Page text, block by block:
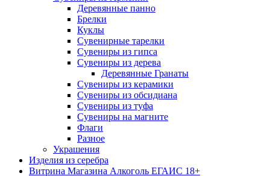
Деревянные панно
Брелки
Куклы
Сувенирные тарелки
Сувениры из гипса
Сувениры из дерева
Деревянные Гранаты
Сувениры из керамики
Сувениры из обсидиана
Сувениры из туфа
Сувениры на магните
Флаги
Разное
Украшения
Изделия из серебра
Витрина Магазина Алкоголь ЕГАИС 18+